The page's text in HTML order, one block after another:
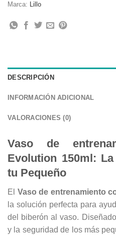
Marca: Lillo
DESCRIPCIÓN
INFORMACIÓN ADICIONAL
VALORACIONES (0)
Vaso de
Evolution 150ml:
tu Pequeño
El Vaso de entrenamiento
la solución perfecta para
del biberón al vaso.
y la seguridad de los más